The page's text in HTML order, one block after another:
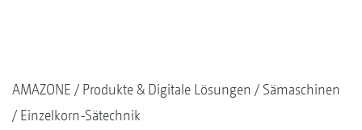
AMAZONE Produkte & Digitale Lösungen
Sämaschinen
Einzelkorn-Sätechnik